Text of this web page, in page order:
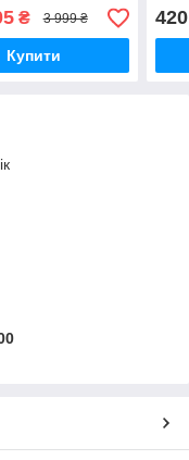
₴ 3 999 ₴
Купити
420